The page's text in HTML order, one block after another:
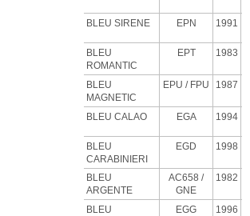
BLEU SIRENE EPN 1991
BLEU
ROMANTIC
EPT 1983
BLEU
MAGNETIC
EPU / FPU 1987
BLEU CALAO EGA 1994
BLEU
CARABINIERI
EGD 1998
BLEU
ARGENTE
AC658 /
GNE
1982
BLEU
EGG 1996